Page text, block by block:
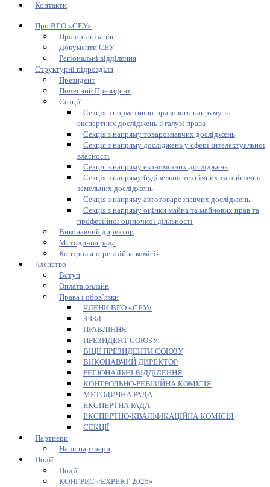
Контакти
Про ВГО «СЕУ»
Про організацію
Документи СЕУ
Регіональні відділення
Структурні підрозділи
Президент
Почесний Президент
Секції
Секція з нормативно-правового напряму та
експертних досліджень в галузі права
Секція з напряму товарознавчих досліджень
Секція з напряму досліджень у сфері інтелектуальної
власності
Секція з напряму економічних досліджень
Секція з напряму будівельно-технічних та оціночно-
земельних досліджень
Секція з напряму автотоварознавчих досліджень
Секція з напряму оцінки майна та майнових прав та
професійної оціночної діяльності
Виконавчий директор
Методична рада
Контрольно-ревізійна комісія
Членство
Вступ
Оплата онлайн
Права і обов’язки
ЧЛЕНИ ВГО «СЕУ»
З’ЇЗД
ПРАВЛІННЯ
ПРЕЗИДЕНТ СОЮЗУ
ВІЦЕ ПРЕЗИДЕНТИ СОЮЗУ
ВИКОНАВЧИЙ ДИРЕКТОР
РЕГІОНАЛЬНІ ВІДДІЛЕННЯ
КОНТРОЛЬНО-РЕВІЗІЙНА КОМІСІЯ
МЕТОДИЧНА РАДА
ЕКСПЕРТНА РАДА
ЕКСПЕРТНО-КВАЛІФІКАЦІЙНА КОМІСІЯ
СЕКЦІЇ
Партнери
Наші партнери
Події
Події
КОНГРЕС «EXPERT’2025»